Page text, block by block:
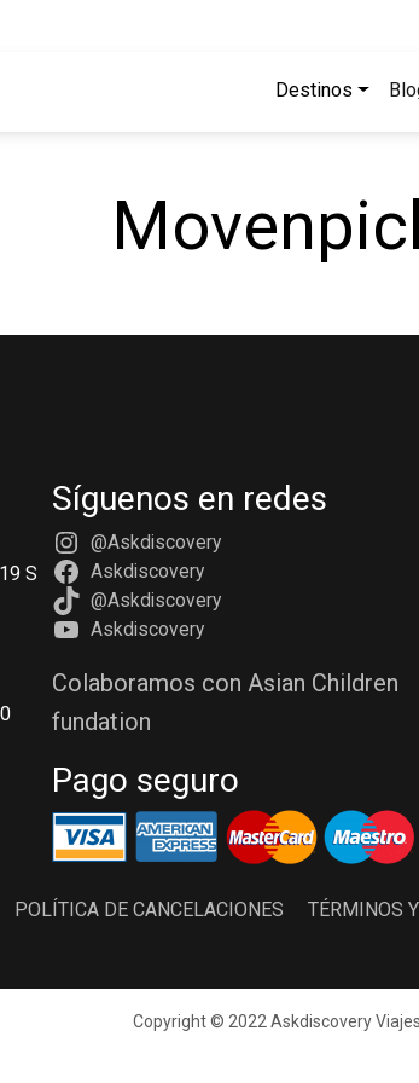
Destinos
S
Síguenos en redes
@Askdiscovery
Askdiscovery
@Askdiscovery
Askdiscovery
Colaboramos con Asian Children
fundation
Pago seguro
POLÍTICA DE CANCELACIONES TÉRMINOS
Copyright © 2022 Askdiscovery Viajes